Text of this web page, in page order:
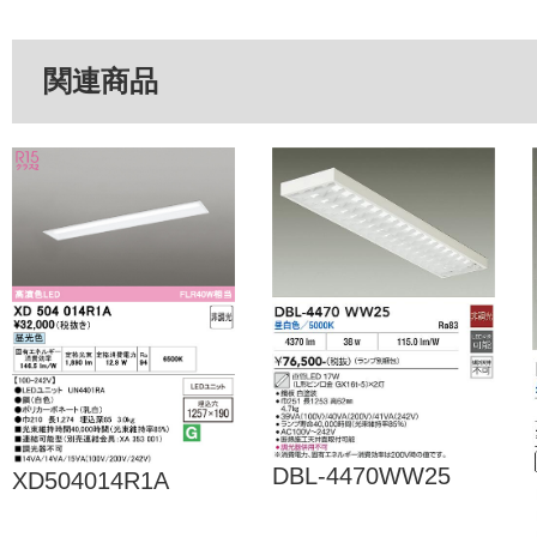
関連商品
XD504014R1A DBL-4470WW25